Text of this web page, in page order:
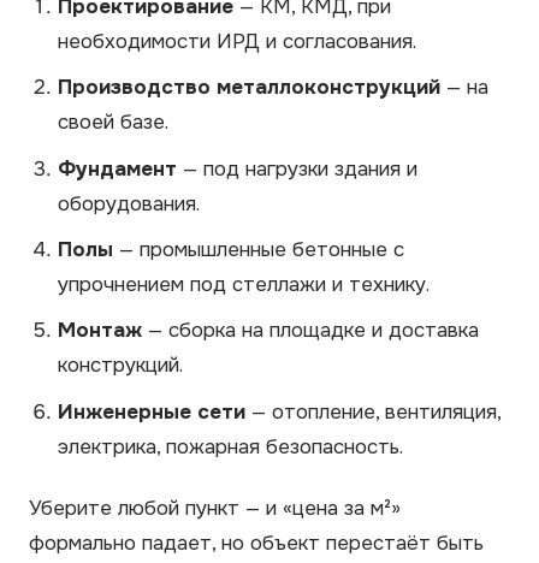
Проектирование— КМ, КМД, при
необходимости ИРД и согласования.
Производство металлоконструкций— на
своей базе.
Фундамент — под нагрузки здания и
оборудования.
Полы — промышленные бетонные с
упрочнением под стеллажи и технику.
Монтаж— сборка на площадке и доставка
конструкций.
Инженерные сети— отопление, вентиляция,
электрика, пожарная безопасность.
Уберите любой пункт — и «цена за м²»
формально падает, но объект перестаёт быть